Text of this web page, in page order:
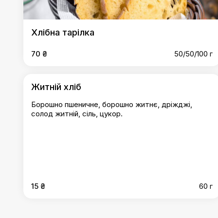
Хлібна тарілка
70 ₴ 50/50/100 г
Житній хліб
Борошно пшеничне, борошно житнє, дріжджі,
солод житній, сіль, цукор.
15 ₴ 60 г